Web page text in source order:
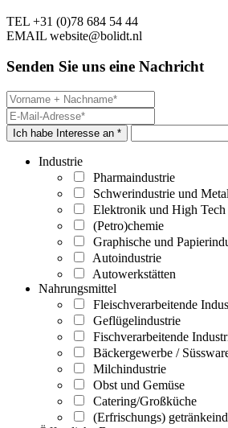
TEL +31 (0)78 684 54 44
EMAIL website@bolidt.nl
Senden Sie uns eine Nachricht
Ich habe Interesse an *
Industrie
Pharmaindustrie
Schwerindustrie und
Elektronik und High Tech
(Petro)chemie
Graphische und
Autoindustrie
Autowerkstätten
Nahrungsmittel
Fleischverarbeitende
Geflügelindustrie
Fischverarbeitende
Bäckergewerbe /
Milchindustrie
Obst und Gemüse
Catering/Großküche
(Erfrischungs)